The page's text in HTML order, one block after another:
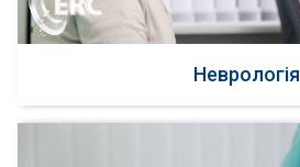
Неврологія